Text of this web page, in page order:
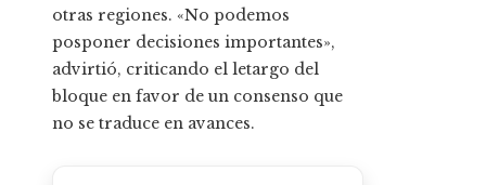
otras regiones. «No podemos
posponer decisiones importantes»,
advirtió, criticando el letargo del
bloque en favor de un consenso que
no se traduce en avances.